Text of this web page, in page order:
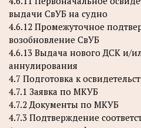
выдачи СвУБ на судно
4.6.12 Промежуточное
возобновление СвУБ
4.6.13 Выдача нового ДСК и/
аннулирования
4.7 Подготовка к
4.7.1 Заявка по МКУБ
4.7.2 Документы по МКУБ
4.7.3 Подтверждение